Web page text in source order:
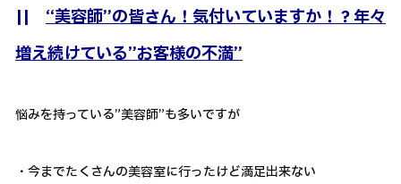
|| “美容師”の皆さん！気付いていますか！？年々
増え続けている”お客様の不満”
悩みを持っている”美容師”も多いですが
・今までたくさんの美容室に行ったけど満足出来ない